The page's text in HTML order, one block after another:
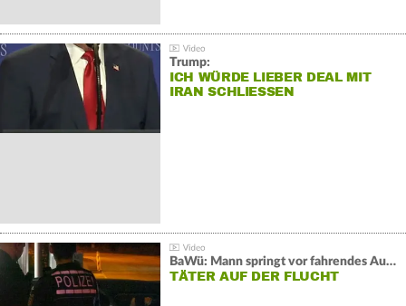
Trump:
ICH WÜRDE LIEBER DEAL MIT
IRAN SCHLIESSEN
BaWü: Mann springt vor fahrendes Auto und schießt
TÄTER AUF DER FLUCHT